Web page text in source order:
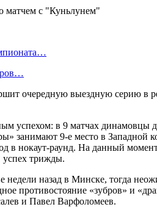
очередную выездную серию
успехом: в 9 матчах динамовцы
занимают 9-е место в
в нокаут-раунд. На данный
успех трижды.
недели назад в Минске, тогда
противостояние «зубров» и
и Павел Варфоломеев.